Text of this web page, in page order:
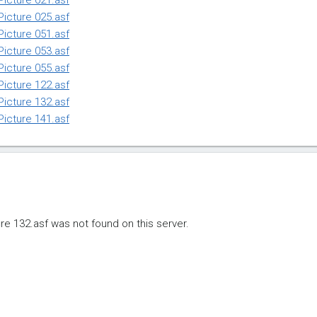
025.asf
051.asf
053.asf
055.asf
122.asf
132.asf
141.asf
132.asf was not found on this server.